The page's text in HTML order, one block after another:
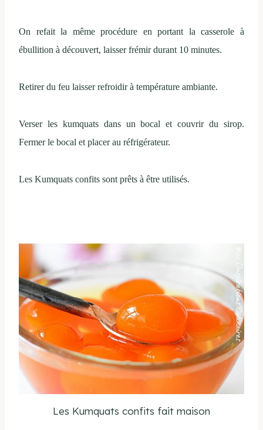
On refait la même procédure en portant la casserole à
ébullition à découvert, laisser frémir durant 10 minutes.
Retirer du feu laisser refroidir à température ambiante.
Verser les kumquats dans un bocal et couvrir du sirop.
Fermer le bocal et placer au réfrigérateur.
Les Kumquats confits sont prêts à être utilisés.
Les Kumquats confits fait maison